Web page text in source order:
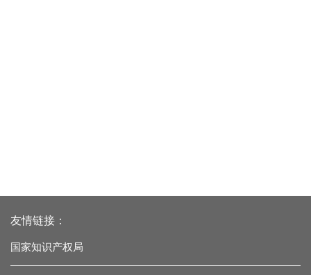
友情链接：
国家知识产权局